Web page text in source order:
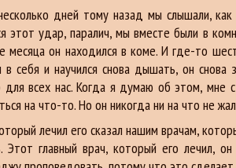
дней тому назад мы слышали,
этот удар, паралич, мы вместе были в
месяца он находился в коме. И где-то
себя и научился снова дышать, он снова
всех нас. Когда я думаю об этом, мне
на что-то. Но он никогда ни на что не
лечил его сказал нашим врачам,
Этот главный врач, который его лечил,